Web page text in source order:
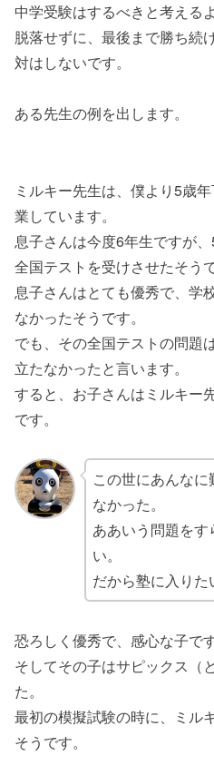
中学受験はするべきと考える
脱落せずに、最後まで勝ち続
対はしないです。
ある先生の例を出します。
ミルキー先生は、僕より5歳
業しています。
息子さんは今度6年生ですが
全国テストを受けさせたそうで
息子さんはとても優秀で、学
なかったそうです。
でも、その全国テストの問題
立たなかったと言います。
すると、お子さんはミルキー
です。
この世にあんな
なかった。
ああいう問題を
い。
だから塾に入りた
恐ろしく優秀で、感心な子です
そしてその子はサピックス（
た。
最初の模擬試験の時に、ミル
そうです。